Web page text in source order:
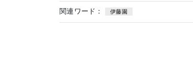
関連ワード： 伊藤園